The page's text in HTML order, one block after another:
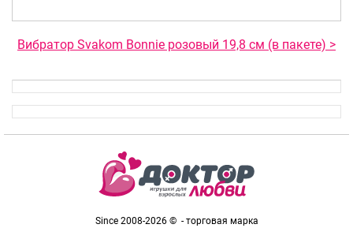
Вибратор Svakom Bonnie розовый 19,8 см (в пакете) >
Since 2008-2026 © - торговая марка